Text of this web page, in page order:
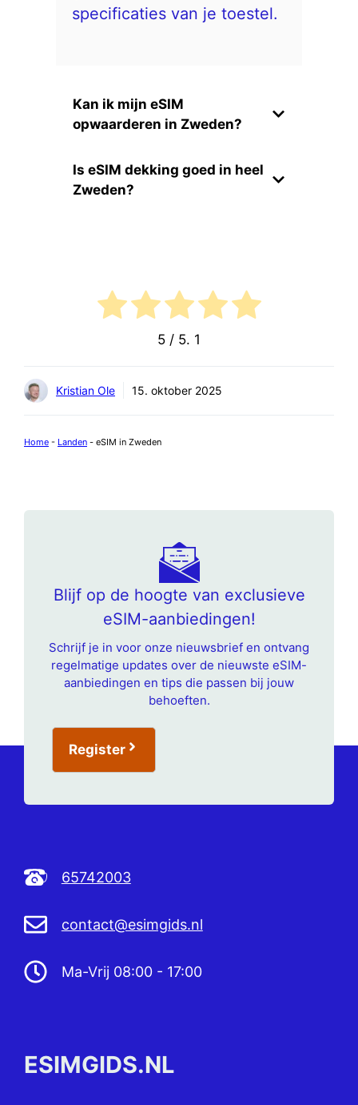
specificaties van je toestel.
Kan ik mijn eSIM
opwaarderen in Zweden?
Is eSIM dekking goed in heel
Zweden?
5 / 5. 1
Kristian Ole 15. oktober 2025
Home - Landen - eSIM in Zweden
Blijf op de hoogte van exclusieve
eSIM-aanbiedingen!
Schrijf je in voor onze nieuwsbrief en ontvang
regelmatige updates over de nieuwste eSIM-
aanbiedingen en tips die passen bij jouw
behoeften.
Register
65742003
contact@esimgids.nl
Ma-Vrij 08:00 - 17:00
ESIMGIDS.NL